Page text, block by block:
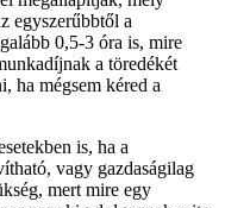
egyszerűbbtől a
0,5-3 óra is, mire
a töredékét
ha mégsem kéred a
is, ha a
vagy gazdaságilag
mert mire egy